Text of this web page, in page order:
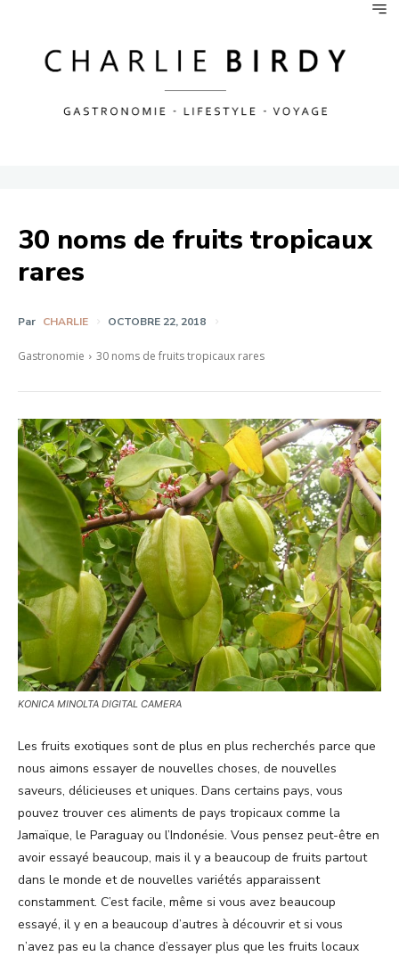
30 noms de fruits tropicaux
rares
Par CHARLIE OCTOBRE 22, 2018
Gastronomie 30 noms de fruits tropicaux rares
KONICA MINOLTA DIGITAL CAMERA
Les fruits exotiques sont de plus en plus recherchés parce que
nous aimons essayer de nouvelles choses, de nouvelles
saveurs, délicieuses et uniques. Dans certains pays, vous
pouvez trouver ces aliments de pays tropicaux comme la
Jamaïque, le Paraguay ou l’Indonésie. Vous pensez peut-être en
avoir essayé beaucoup, mais il y a beaucoup de fruits partout
dans le monde et de nouvelles variétés apparaissent
constamment. C’est facile, même si vous avez beaucoup
essayé, il y en a beaucoup d’autres à découvrir et si vous
n’avez pas eu la chance d’essayer plus que les fruits locaux